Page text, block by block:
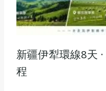
新疆伊犁環線8天
程